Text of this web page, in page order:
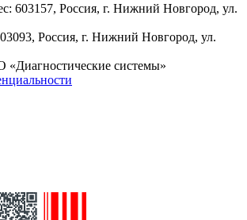
603157, Россия, г. Нижний Новгород, ул.
Россия, г. Нижний Новгород, ул.
системы»